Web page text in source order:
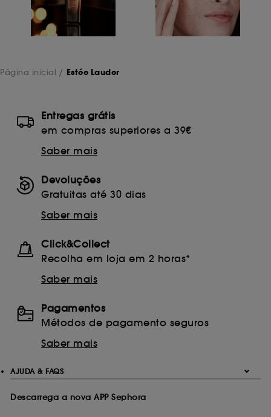
Página inicial Estée Lauder
Entregas grátis
em compras superiores a 39€
Saber mais
Devoluções
Gratuitas até 30 dias
Saber mais
Click&Collect
Recolha em loja em 2 horas*
Saber mais
Pagamentos
Métodos de pagamento seguros
Saber mais
AJUDA & FAQS
Descarrega a nova APP Sephora